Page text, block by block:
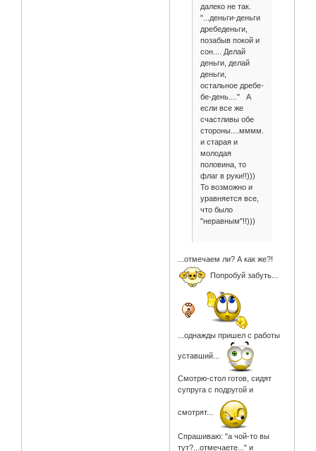
далеко не так.
"...деньги-деньги
дребеденьги,
позабыв покой и
сон.... Делай
деньги, делай
деньги,
остальное дребе-
бе-день...." А
если все же
счастливы обе
стороны....мммм....
и старая и
молодая
половина, то
флаг в руки!!)))
То возможно и
уравняется все,
что было
"неравным"!!)))
...отмечаем ли? А как же?!
Попробуй забуть...
...однажды пришел с работы
уставший...
Смотрю-стол готов, сидят
супруга с подругой и
смотрят...
Спрашиваю: "а чой-то вы
тут?...отмечаете..." и